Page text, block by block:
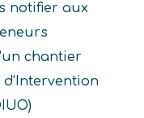
notifier aux
chantier
d'Intervention